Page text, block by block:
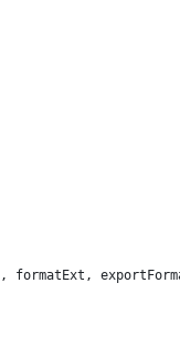
, formatExt ,